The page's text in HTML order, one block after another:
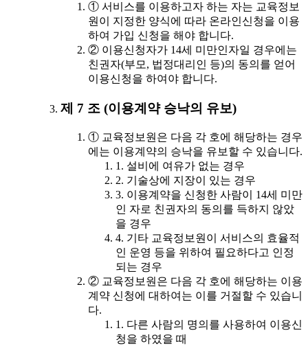
① 서비스를 이용하고자 하는 자는 교육정보
원이 지정한 양식에 따라 온라인신청을 이용
하여 가입 신청을 해야 합니다.
② 이용신청자가 14세 미만인자일 경우에는
친권자(부모, 법정대리인 등)의 동의를 얻어
이용신청을 하여야 합니다.
제 7 조 (이용계약 승낙의 유보)
① 교육정보원은 다음 각 호에 해당하는 경우
에는 이용계약의 승낙을 유보할 수 있습니다.
1. 설비에 여유가 없는 경우
2. 기술상에 지장이 있는 경우
3. 이용계약을 신청한 사람이 14세 미만
인 자로 친권자의 동의를 득하지 않았
을 경우
4. 기타 교육정보원이 서비스의 효율적
인 운영 등을 위하여 필요하다고 인정
되는 경우
② 교육정보원은 다음 각 호에 해당하는 이용
계약 신청에 대하여는 이를 거절할 수 있습니
다.
1. 다른 사람의 명의를 사용하여 이용신
청을 하였을 때